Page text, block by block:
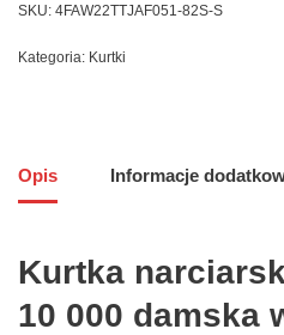
SKU: 4FAW22TTJAF051-82S-S
Kategoria: Kurtki
Opis Informacje
Kurtka
10 000 damska